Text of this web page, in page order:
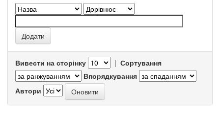
Вивести на сторінку | Сортування
Впорядкування
Автори